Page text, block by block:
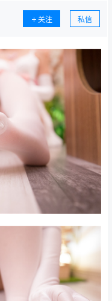
关注 私信